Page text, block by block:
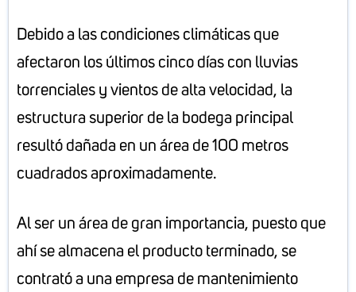
Debido a las condiciones climáticas que
afectaron los últimos cinco días con lluvias
torrenciales y vientos de alta velocidad, la
estructura superior de la bodega principal
resultó dañada en un área de 100 metros
cuadrados aproximadamente.
Al ser un área de gran importancia, puesto que
ahí se almacena el producto terminado, se
contrató a una empresa de mantenimiento